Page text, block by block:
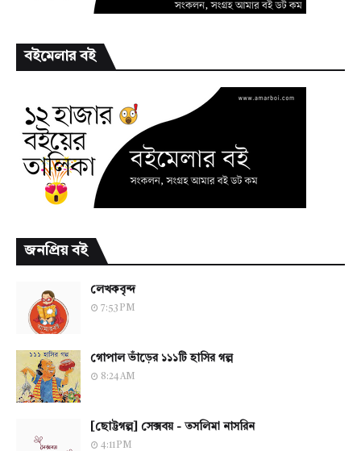
বইমেলার বই
জনপ্রিয় বই
লেখকবৃন্দ
7:53 PM
গোপাল ভাঁড়ের ১১১টি হাসির গল্প
8:24 AM
[ছোট্টগল্প] সেক্সবয় - তসলিমা নাসরিন
4:11 PM